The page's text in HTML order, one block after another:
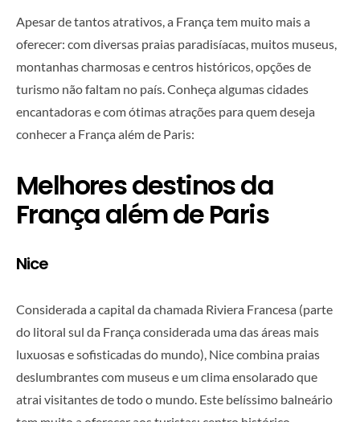
Apesar de tantos atrativos, a França tem muito mais a
oferecer: com diversas praias paradisíacas, muitos museus,
montanhas charmosas e centros históricos, opções de
turismo não faltam no país. Conheça algumas cidades
encantadoras e com ótimas atrações para quem deseja
conhecer a França além de Paris:
Melhores destinos da
França além de Paris
Nice
Considerada a capital da chamada Riviera Francesa (parte
do litoral sul da França considerada uma das áreas mais
luxuosas e sofisticadas do mundo), Nice combina praias
deslumbrantes com museus e um clima ensolarado que
atrai visitantes de todo o mundo. Este belíssimo balneário